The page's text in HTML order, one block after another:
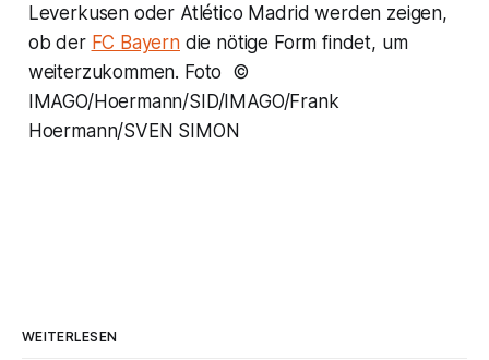
Leverkusen oder Atlético Madrid werden zeigen,
ob der FC Bayern die nötige Form findet, um
weiterzukommen. Foto ©
IMAGO/Hoermann/SID/IMAGO/Frank
Hoermann/SVEN SIMON
WEITERLESEN